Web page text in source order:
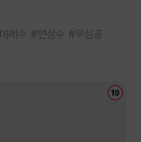
레수 #연상수 #무심공